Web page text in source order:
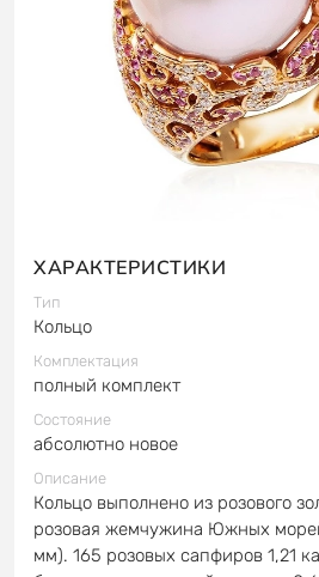
ХАРАКТЕРИСТИКИ
Тип
Кольцо
Комплектация
полный комплект
Состояние
абсолютно новое
Описание
Кольцо выполнено из розового
розовая жемчужина Южных
мм). 165 розовых сапфиров 1,21